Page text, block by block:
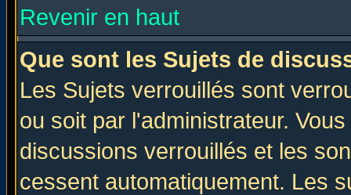
Revenir en haut
Que sont les Sujets de
Les Sujets verrouillés sont
ou soit par l'administrateur.
discussions verrouillés et les
cessent automatiquement. Les